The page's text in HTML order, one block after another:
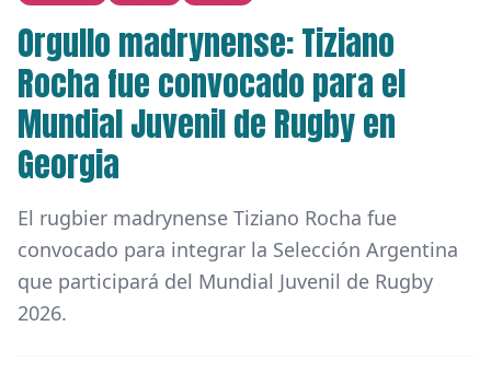
Orgullo madrynense: Tiziano
Rocha fue convocado para el
Mundial Juvenil de Rugby en
Georgia
El rugbier madrynense Tiziano Rocha fue
convocado para integrar la Selección Argentina
que participará del Mundial Juvenil de Rugby
2026.